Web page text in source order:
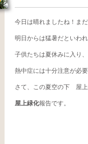
今日は晴れましたね！ま
明日からは猛暑だといわ
子供たちは夏休みに入り、
熱中症には十分注意が必要
さて、この夏空の下 屋上
屋上緑化報告です。